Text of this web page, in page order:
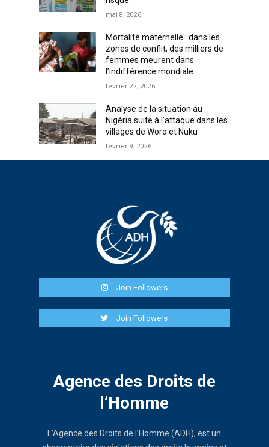
mai 8, 2026
Mortalité maternelle : dans les
zones de conflit, des milliers de
femmes meurent dans
l’indifférence mondiale
février 22, 2026
Analyse de la situation au
Nigéria suite à l’attaque dans les
villages de Woro et Nuku
février 9, 2026
Join Followers
Join Followers
Agence des Droits de
l’Homme
L’Agence des Droits de l’Homme (ADH), est un